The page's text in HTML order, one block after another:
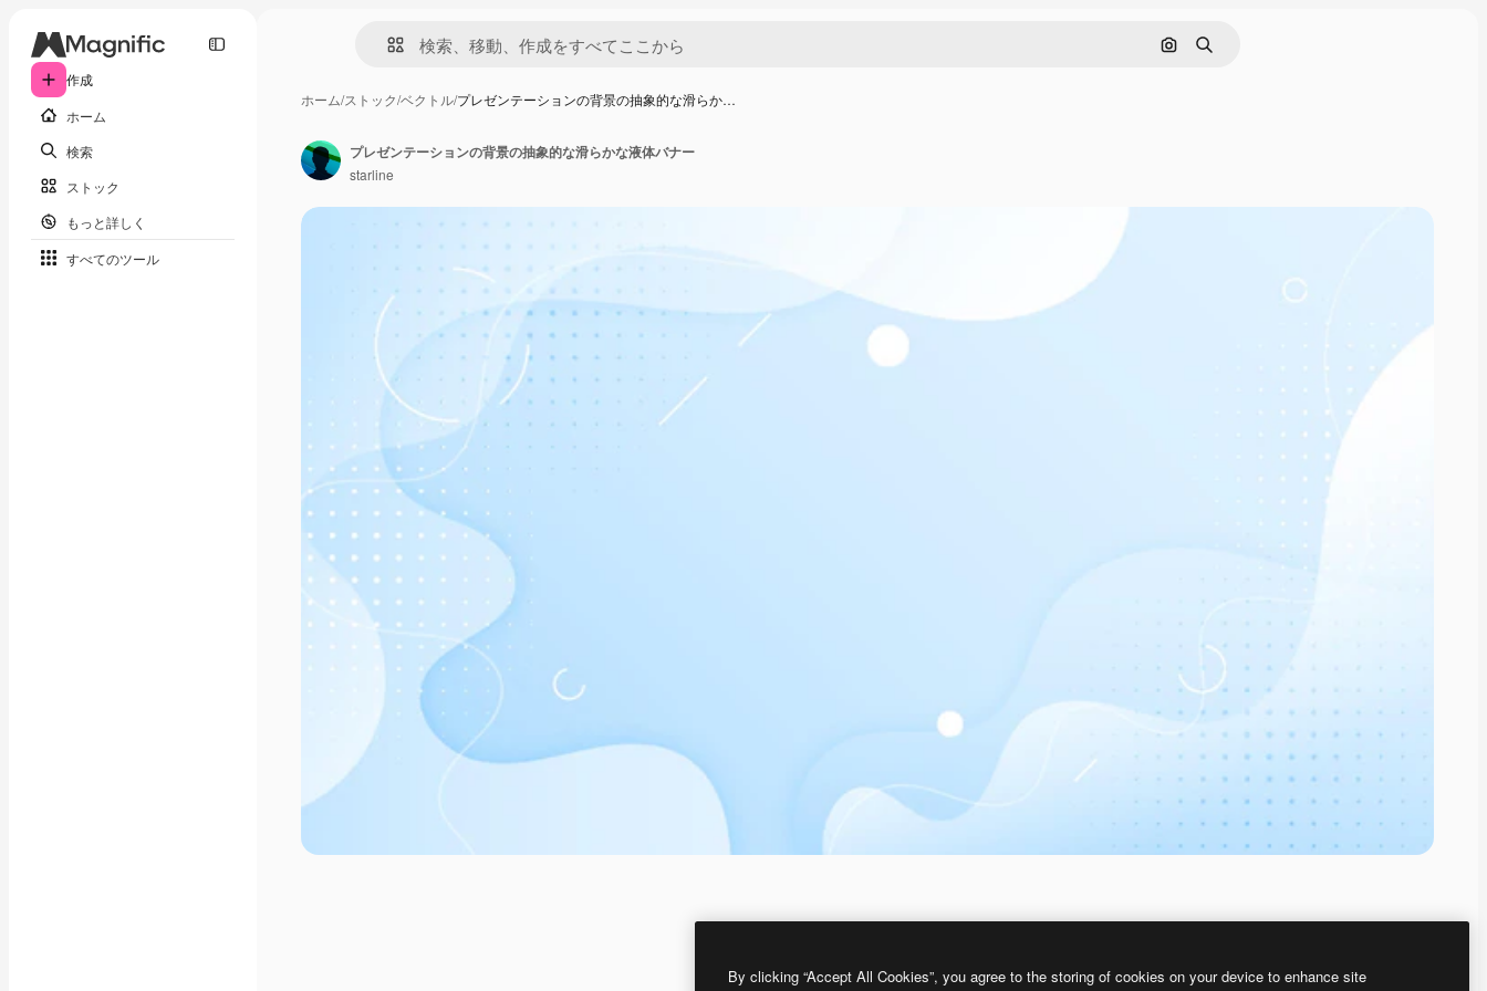
作成
ホーム
検索
ストック
もっと詳しく
すべてのツール
画像で検索
検索
ホーム/ストック/ベクトル/プレゼンテーションの背景の抽象的な滑らか…
プレゼンテーションの背景の抽象的な滑らかな液体バナー
starline
By clicking “Accept All Cookies”, you agree to the storing of cookies on your device to enhance site